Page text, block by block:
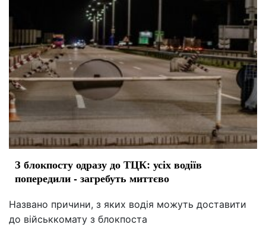
З блокпосту одразу до ТЦК: усіх водіїв
попередили - загребуть миттєво
Названо причини, з яких водія можуть доставити
до військкомату з блокпоста